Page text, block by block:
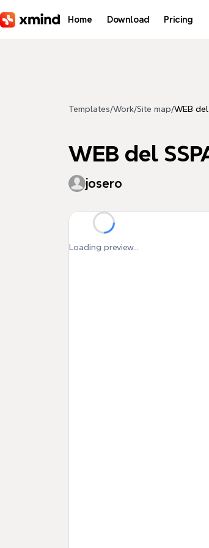
Home Download Pricing
Templates/Work/Site map/WEB
WEB del
josero
Loading preview...